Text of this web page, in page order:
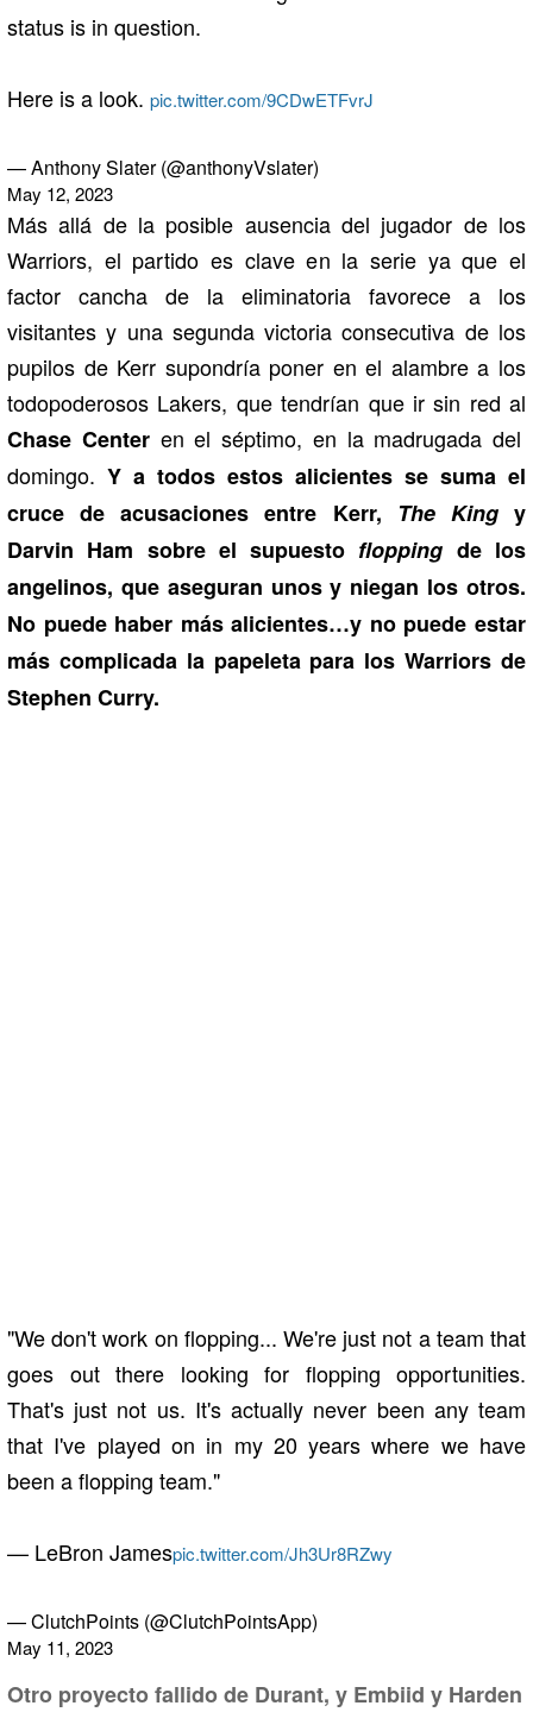
status is in question.
Here is a look. pic.twitter.com/9CDwETFvrJ
— Anthony Slater (@anthonyVslater)
May 12, 2023
Más allá de la posible ausencia del jugador de los
Warriors, el partido es clave en la serie ya que el
factor cancha de la eliminatoria favorece a los
visitantes y una segunda victoria consecutiva de los
pupilos de Kerr supondría poner en el alambre a los
todopoderosos Lakers, que tendrían que ir sin red al
Chase Centeren el séptimo, en la madrugada del
domingo. Y a todos estos alicientes se suma el
cruce de acusaciones entre Kerr, The Kingy
Darvin Ham sobre el supuesto flopping de los
angelinos, que aseguran unos y niegan los otros.
No puede haber más alicientes…y no puede estar
más complicada la papeleta para los Warriors de
Stephen Curry.
"We don't work on flopping... We're just not a team that
goes out there looking for flopping opportunities.
That's just not us. It's actually never been any team
that I've played on in my 20 years where we have
been a flopping team."
— LeBron Jamespic.twitter.com/Jh3Ur8RZwy
— ClutchPoints (@ClutchPointsApp)
May 11, 2023
Otro proyecto fallido de Durant, y Embiid y Harden